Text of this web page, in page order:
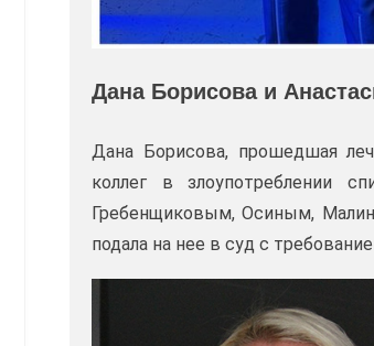
Дана Борисова и
Дана Борисова, прошедшая
коллег в злоупотреблении
Гребенщиковым, Осиным,
подала на нее в суд с